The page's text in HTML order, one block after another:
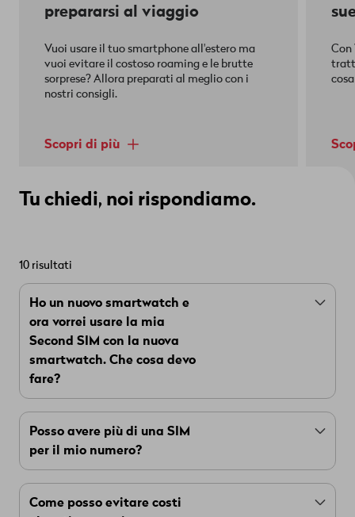
prepararsi al viaggio
Vuoi usare il tuo smartphone all'estero ma
vuoi evitare il costoso roaming e le brutte
sorprese? Allora preparati al meglio con i
nostri consigli.
Scopri di più
Con
Tu chiedi, noi rispondiamo.
10 risultati
Ho un nuovo smartwatch e
ora vorrei usare la mia
Second SIM con la nuova
smartwatch. Che cosa devo
fare?
Se hai già unaSecond SIMe vuoi utilizzarla con
un nuovo dispositivo, procedi come segue:
Apri l'app che utilizzi per gestire lo
Se hai uniPhone , seleziona «Cellulare» e poi
Posso avere più di una SIM
per il mio numero?
Sì, per questo c'è la nostraSecond SIM. Se hai
unabbonamento Mobile, puoi ordinare fino a tre
Come posso evitare costi